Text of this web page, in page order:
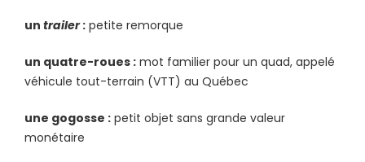
un trailer: petite remorque
un quatre-roues : mot familier pour un quad, appelé
véhicule tout-terrain (VTT) au Québec
une gogosse : petit objet sans grande valeur
monétaire